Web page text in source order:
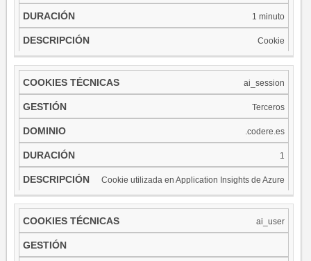
1 minuto
Cookie
ai_session
Terceros
.codere.es
1
Cookie utilizada en Application Insights de Azure
ai_user